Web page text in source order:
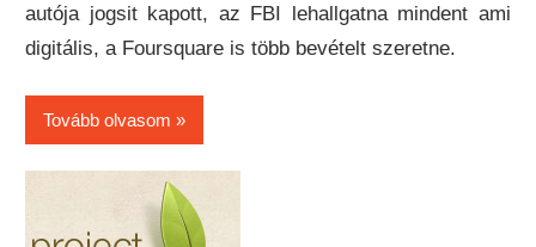
autója jogsit kapott, az FBI lehallgatna mindent ami
digitális, a Foursquare is több bevételt szeretne.
Tovább olvasom